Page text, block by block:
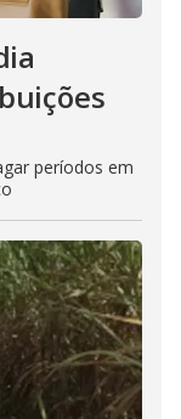
períodos em